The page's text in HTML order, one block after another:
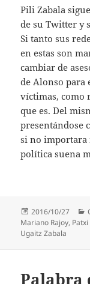
Pili Zabala
de su Twitter y
Si tanto sus
en estas son
cambiar de
de Alonso para
víctimas, como
que es. Del
presentándose
si no importara
política suena
Publicado
el
2016/10/27
Mariano Rajoy,
Ugaitz Zabala
Palabra